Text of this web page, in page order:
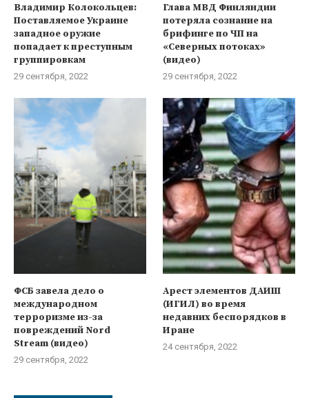
Владимир Колокольцев:
Поставляемое Украине
западное оружие
попадает к преступным
группировкам
29 сентября, 2022
Глава МВД Финляндии
потеряла сознание на
брифинге по ЧП на
«Северных потоках»
(видео)
29 сентября, 2022
ФСБ завела дело о
международном
терроризме из-за
повреждений Nord
Stream (видео)
29 сентября, 2022
Арест элементов ДАИШ
(ИГИЛ) во время
недавних беспорядков в
Иране
24 сентября, 2022